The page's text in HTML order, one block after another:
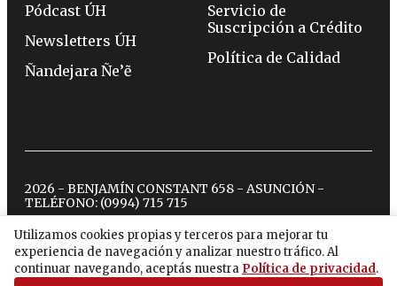
Utilizamos cookies propias y terceros para mejorar tu
experiencia de navegación y analizar nuestro tráfico. Al
continuar navegando, aceptás nuestra Política de privacidad.
Pódcast ÚH
Newsletters ÚH
Ñandejara Ñe’ẽ
Servicio de
Suscripción a Crédito
Política de Calidad
2026 - BENJAMÍN CONSTANT 658 - ASUNCIÓN -
TELÉFONO: (0994) 715 715
twitterinstagram
facebook
tiktokyoutubespotify